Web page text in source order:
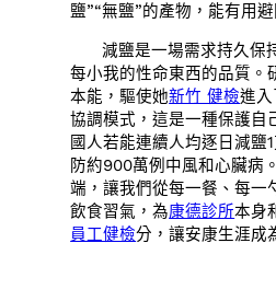
鹽”“無鹽”的產物，能有用
減鹽是一場需求持久保
每小我的性命東西的品質。
本能，驅使她新竹 健檢進
協調模式，這是一種保護自
國人若能連續人均逐日減鹽
防約900萬例中風和心臟病
端，讓我們從每一餐、每一
飲食習氣，為康德診所本身
員工健檢分，讓安康生涯成